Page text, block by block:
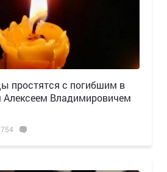
простятся с погибшим в
Владимировичем